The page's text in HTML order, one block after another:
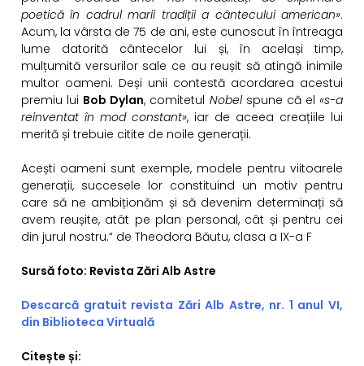
poetică în cadrul marii tradiții a cântecului american».
Acum, la vârsta de 75 de ani, este cunoscut în întreaga
lume datorită cântecelor lui și, în același timp,
mulțumită versurilor sale ce au reușit să atingă inimile
multor oameni. Deși unii contestă acordarea acestui
premiu lui Bob Dylan, comitetul Nobelspune că el«s-a
reinventat în mod constant», iar de aceea creațiile lui
merită și trebuie citite de noile generații.
Acești oameni sunt exemple, modele pentru viitoarele
generații, succesele lor constituind un motiv pentru
care să ne ambiționăm și să devenim determinați să
avem reușite, atât pe plan personal, cât și pentru cei
din jurul nostru.“ de Theodora Băutu, clasa a IX-a F
Sursă foto: Revista Zări Alb Astre
Descarcă gratuit revista Zări Alb Astre, nr. 1 anul VI,
din Biblioteca Virtuală
Citește și: